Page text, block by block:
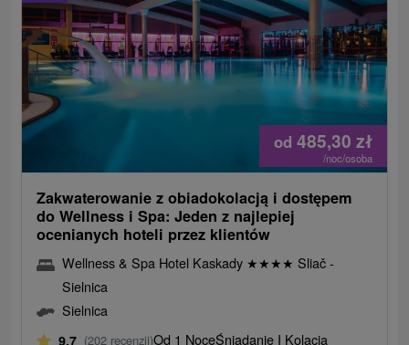
od 485,30 zł
/noc/osoba
Zakwaterowanie z obiadokolacją i dostępem
do Wellness i Spa: Jeden z najlepiej
ocenianych hoteli przez klientów
Wellness & Spa Hotel Kaskady ★★★★ Sliač -
Sielnica
Sielnica
9,7 (202 recenzji)Od 1 NoceŚniadanie I Kolacja